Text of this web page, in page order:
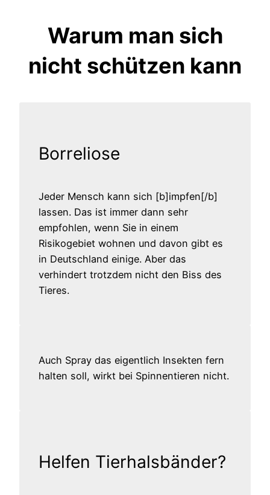
Warum man sich
nicht schützen kann
Borreliose
Jeder Mensch kann sich [b]impfen[/b]
lassen. Das ist immer dann sehr
empfohlen, wenn Sie in einem
Risikogebiet wohnen und davon gibt es
in Deutschland einige. Aber das
verhindert trotzdem nicht den Biss des
Tieres.
Auch Spray das eigentlich Insekten fern
halten soll, wirkt bei Spinnentieren nicht.
Helfen Tierhalsbänder?